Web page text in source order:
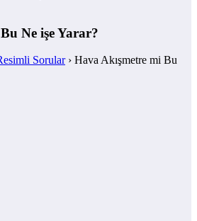
Ne işe Yarar?
Sorular› Hava Akışmetre mi Bu